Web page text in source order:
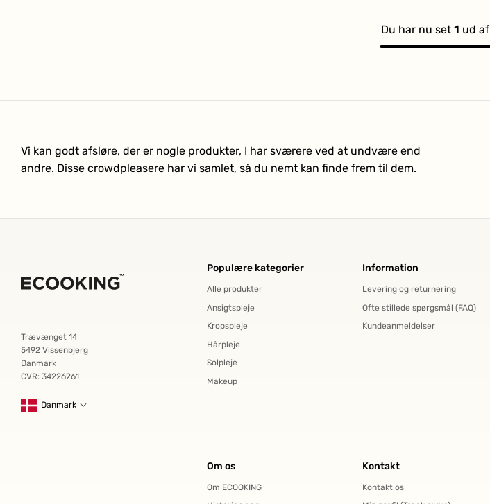
Du har nu set 1 ud af
Vi kan godt afsløre, der er nogle produkter, I har sværere ved at undvære end
andre. Disse crowdpleasere har vi samlet, så du nemt kan finde frem til dem.
Trævænget 14
5492 Vissenbjerg
Danmark
CVR: 34226261
Danmark
Populære kategorier
Alle produkter
Ansigtspleje
Kropspleje
Hårpleje
Solpleje
Makeup
Information
Levering og returnering
Ofte stillede spørgsmål (FAQ)
Kundeanmeldelser
Om os
Om ECOOKING
Kontakt
Kontakt os